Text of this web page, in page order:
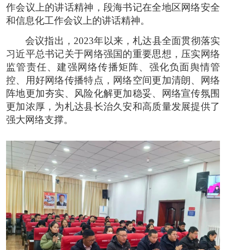
作会议上的讲话精神，段海书记在全地区网络安全
和信息化工作会议上的讲话精神。
会议指出，2023年以来，札达县全面贯彻落实
习近平总书记关于网络强国的重要思想，压实网络
监管责任、建强网络传播矩阵、强化负面舆情管
控、用好网络传播特点，网络空间更加清朗、网络
阵地更加夯实、风险化解更加稳妥、网络宣传氛围
更加浓厚，为札达县长治久安和高质量发展提供了
强大网络支撑。